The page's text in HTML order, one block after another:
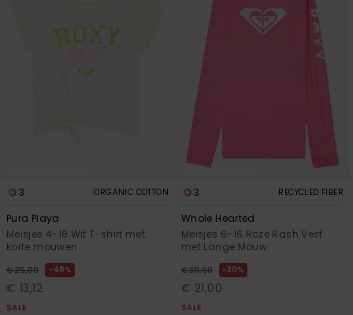
3 ORGANIC COTTON
Pura Playa
Meisjes 4-16 Wit T-shirt met
korte mouwen
€ 25,00 48%
€ 13,12
SALE
3 RECYCLED FIBER
Whole Hearted
Meisjes 6-16 Roze Rash Vest
met Lange Mouw
€ 30,00 30%
€ 21,00
SALE